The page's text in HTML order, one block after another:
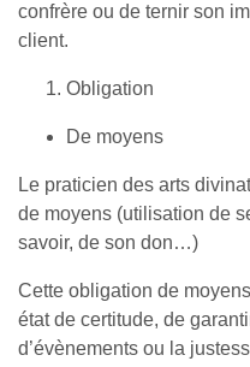
confrère ou de ternir son
client.
Obligation
De moyens
Le praticien des arts
de moyens (utilisation de
savoir, de son don…)
Cette obligation de
état de certitude, de
d’évènements ou la